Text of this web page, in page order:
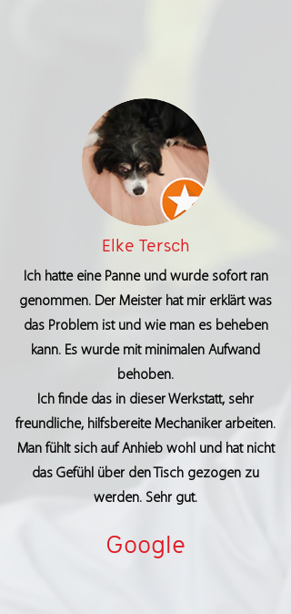
Elke Tersch
Ich hatte eine Panne und wurde sofort ran
genommen. Der Meister hat mir erklärt was
das Problem ist und wie man es beheben
kann. Es wurde mit minimalen Aufwand
behoben.
Ich finde das in dieser Werkstatt, sehr
freundliche, hilfsbereite Mechaniker arbeiten.
Man fühlt sich auf Anhieb wohl und hat nicht
das Gefühl über den Tisch gezogen zu
werden. Sehr gut.
Google